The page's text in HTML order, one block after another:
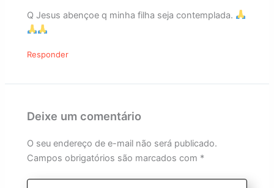
Q Jesus abençoe q minha filha seja contemplada.
Responder
Deixe um comentário
O seu endereço de e-mail não será publicado.
Campos obrigatórios são marcados com *
Digite